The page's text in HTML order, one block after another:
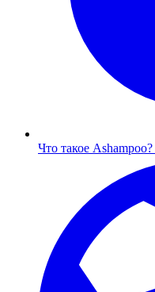
Что такое Ashampoo?